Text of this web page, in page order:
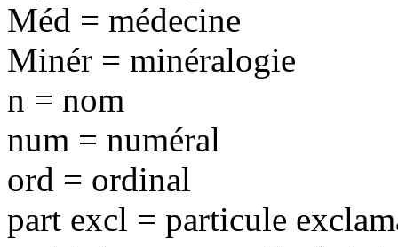
Méd = médecine
Minér = minéralogie
n = nom
num = numéral
ord = ordinal
part excl = particule